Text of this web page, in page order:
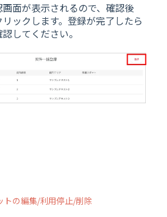
面が表示されるので、確認後
リックします。登録が完了したら
してください。
トの編集/利用停止/削除